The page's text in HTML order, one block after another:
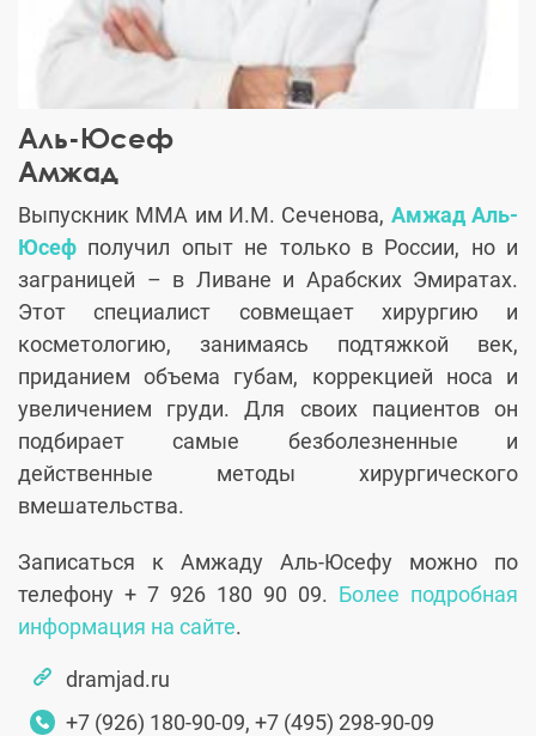
Аль-Юсеф
Амжад
Выпускник ММА им И.М. Сеченова, Амжад Аль-
Юсеф получил опыт не только в России, но и
заграницей – в Ливане и Арабских Эмиратах.
Этот специалист совмещает хирургию и
косметологию, занимаясь подтяжкой век,
приданием объема губам, коррекцией носа и
увеличением груди. Для своих пациентов он
подбирает самые безболезненные и
действенные методы хирургического
вмешательства.
Записаться к Амжаду Аль-Юсефу можно по
телефону + 7 926 180 90 09. Более подробная
информация на сайте.
dramjad.ru
+7 (926) 180-90-09, +7 (495) 298-90-09